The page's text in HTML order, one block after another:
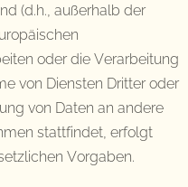
(d.h., außerhalb der
oder die Verarbeitung
von Diensten Dritter oder
von Daten an andere
stattfindet, erfolgt
Vorgaben.